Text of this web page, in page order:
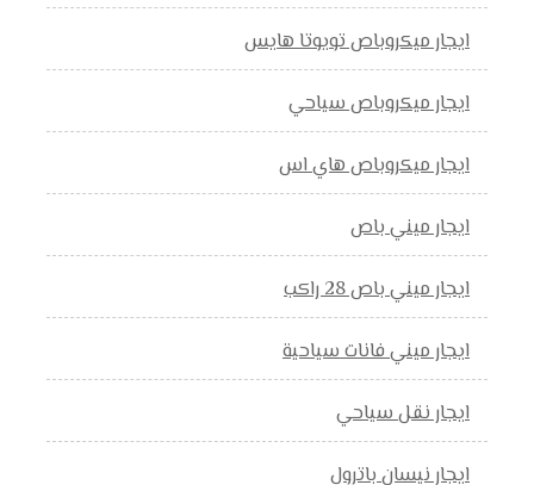
ايجار ميكروباص تويوتا هايس
ايجار ميكروباص سياحي
ايجار ميكروباص هاي اس
ايجار ميني باص
ايجار ميني باص 28 راكب
ايجار ميني فانات سياحية
ايجار نقل سياحي
ايجار نيسان باترول